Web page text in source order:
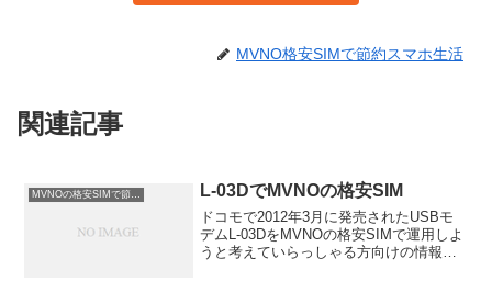
MVNO格安SIMで節約スマホ生活
関連記事
MVNOの格安SIMで節約情報２ L-03DでMVNOの格安SIM
ドコモで2012年3月に発売されたUSBモ
デムL-03DをMVNOの格安SIMで運用しよ
うと考えていらっしゃる方向けの情報ペ